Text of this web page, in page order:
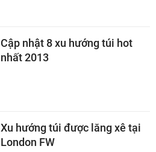
Cập nhật 8 xu hướng túi hot
nhất 2013
Xu hướng túi được lăng xê tại
London FW